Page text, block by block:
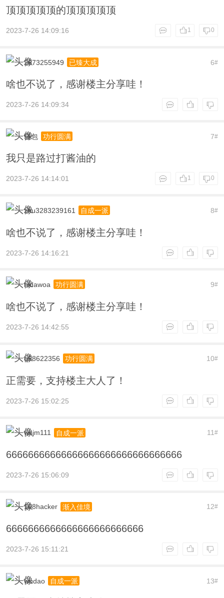
顶顶顶顶顶的顶顶顶顶顶
2023-7-26 14:09:16 0
1
6#
2673255949 已臻大成
啥也不说了，感谢楼主分享哇！
2023-7-26 14:09:34
7#
骚包 功行圆满
我只是路过打酱油的
2023-7-26 14:14:01 0
1
8#
zhu3283239161 自成一派
啥也不说了，感谢楼主分享哇！
2023-7-26 14:16:21
9#
nidawoa 功行圆满
啥也不说了，感谢楼主分享哇！
2023-7-26 14:42:55
10#
q58622356 功行圆满
正需要，支持楼主大人了！
2023-7-26 15:02:25
11#
wsjm111 自成一派
66666666666666666666666666666666
2023-7-26 15:06:09
12#
108hacker 渐入佳境
6666666666666666666666666
2023-7-26 15:11:21
13#
wudao 自成一派